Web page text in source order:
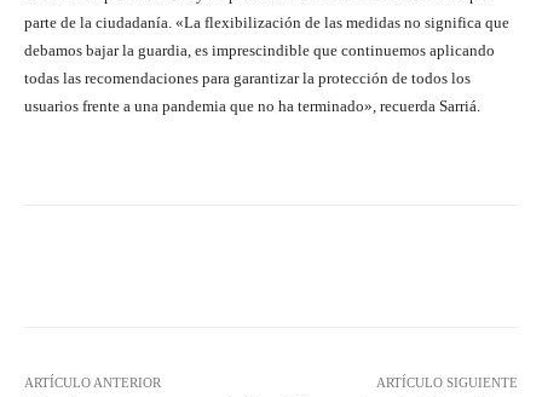
parte de la ciudadanía. «La flexibilización de las medidas no significa que
debamos bajar la guardia, es imprescindible que continuemos aplicando
todas las recomendaciones para garantizar la protección de todos los
usuarios frente a una pandemia que no ha terminado», recuerda Sarriá.
ARTÍCULO ANTERIOR ARTÍCULO SIGUIENTE